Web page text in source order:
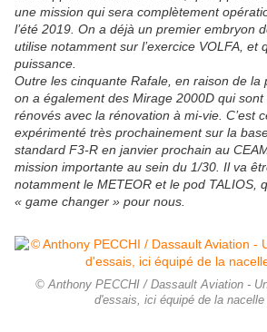
une mission qui sera complètement
l’été 2019. On a déjà un premier embryon
utilise notamment sur l’exercice VOLFA, et
puissance.
Outre les cinquante Rafale, en raison de la
on a également des Mirage 2000D qui sont
rénovés avec la rénovation à mi-vie. C’est
expérimenté très prochainement sur la
standard F3-R en janvier prochain au
mission importante au sein du 1/30. Il va
notamment le METEOR et le pod TALIOS,
« game changer » pour nous.
© Anthony PECCHI / Dassault Aviation -
d'essais, ici équipé de la nacelle